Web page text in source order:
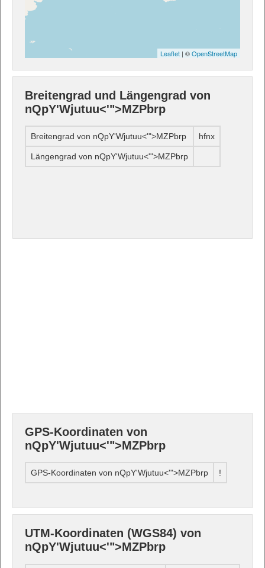
Leaflet | ©OpenStreetMap
Breitengrad und Längengrad von
nQpY'Wjutuu<'">MZPbrp
Breitengrad von nQpY'Wjutuu<'">MZPbrp hfnx
Längengrad von nQpY'Wjutuu<'">MZPbrp
GPS-Koordinaten von
nQpY'Wjutuu<'">MZPbrp
GPS-Koordinaten von nQpY'Wjutuu<'">MZPbrp !
UTM-Koordinaten (WGS84) von
nQpY'Wjutuu<'">MZPbrp